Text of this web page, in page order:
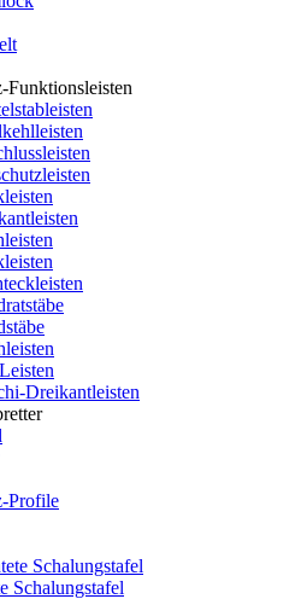
Funktionsleisten
Dreikantleisten
Profile
Schalungstafel
Schalungstafel